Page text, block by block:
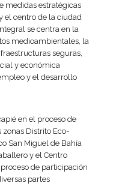
medidas estratégicas
el centro de la ciudad
se centra en la
medioambientales, la
seguras,
y económica
y el desarrollo
en el proceso de
Distrito Eco-
San Miguel de Bahía
y el Centro
de participación
partes